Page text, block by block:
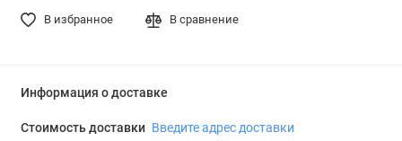
В избранное В сравнение
Информация о доставке
Стоимость доставки Введите адрес доставки